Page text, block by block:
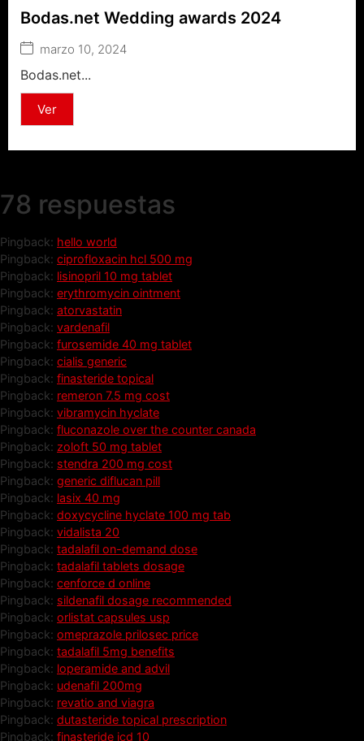
Bodas.net Wedding awards 2024
marzo 10, 2024
Bodas.net...
Ver
78 respuestas
Pingback: hello world
Pingback: ciprofloxacin hcl 500 mg
Pingback: lisinopril 10 mg tablet
Pingback: erythromycin ointment
Pingback: atorvastatin
Pingback: vardenafil
Pingback: furosemide 40 mg tablet
Pingback: cialis generic
Pingback: finasteride topical
Pingback: remeron 7.5 mg cost
Pingback: vibramycin hyclate
Pingback: fluconazole over the counter canada
Pingback: zoloft 50 mg tablet
Pingback: stendra 200 mg cost
Pingback: generic diflucan pill
Pingback: lasix 40 mg
Pingback: doxycycline hyclate 100 mg tab
Pingback: vidalista 20
Pingback: tadalafil on-demand dose
Pingback: tadalafil tablets dosage
Pingback: cenforce d online
Pingback: sildenafil dosage recommended
Pingback: orlistat capsules usp
Pingback: omeprazole prilosec price
Pingback: tadalafil 5mg benefits
Pingback: loperamide and advil
Pingback: udenafil 200mg
Pingback: revatio and viagra
Pingback: dutasteride topical prescription
Pingback: finasteride icd 10